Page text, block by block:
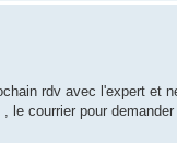
rdv avec l'expert et
courrier pour